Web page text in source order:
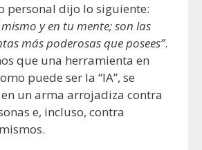
personal dijo lo siguiente:
mismo y en tu mente; son las
más poderosas que posees”.
que una herramienta en
puede ser la “IA”, se
un arma arrojadiza contra
e, incluso, contra